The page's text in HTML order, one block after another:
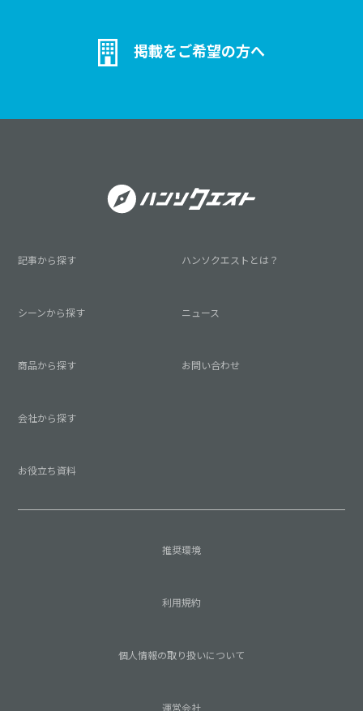
掲載をご希望の方へ
記事から探す
シーンから探す
商品から探す
会社から探す
お役立ち資料
ハンソクエストとは？
ニュース
お問い合わせ
推奨環境
利用規約
個人情報の取り扱いについて
運営会社